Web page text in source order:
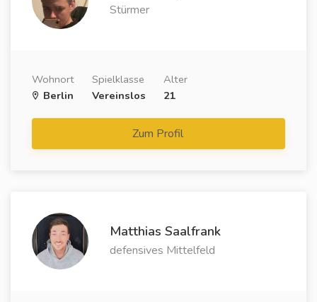
Stürmer
Wohnort
Berlin
Spielklasse
Vereinslos
Alter
21
Zum Profil
Matthias Saalfrank
defensives Mittelfeld